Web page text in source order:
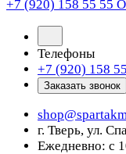
+7 (920) 158 55 55
Телефоны
+7 (920) 158
Заказать звонок
г. Тверь, ул.
Ежедневно: с